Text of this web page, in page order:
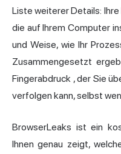
Liste weiterer Details:
die auf Ihrem Computer
und Weise, wie Ihr
Zusammengesetzt
Fingerabdruck , der Sie
verfolgen kann, selbst
BrowserLeaks ist ein
Ihnen genau zeigt,